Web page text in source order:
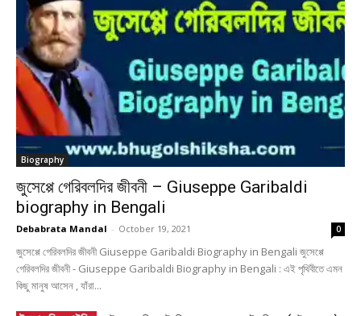
Biography
জুসেপ্পে গেরিবলদির জীবনী – Giuseppe Garibaldi
biography in Bengali
Debabrata Mandal - October 19, 2021 0
জুসেপ্পে গেরিবলদির জীবনী Giuseppe Garibaldi Biography in Bengali জুসেপ্পে
গেরিবলদির জীবনী - Giuseppe Garibaldi Biography in Bengali : এই পৃথিবীতে এমন
কিছু মানুষ আসেন , যাঁরা...